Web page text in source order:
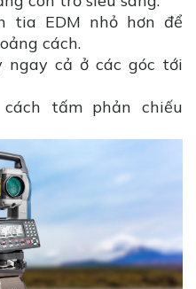
tia EDM nhỏ hơn để
cách.
cả ở các góc tới
tấm phản chiếu